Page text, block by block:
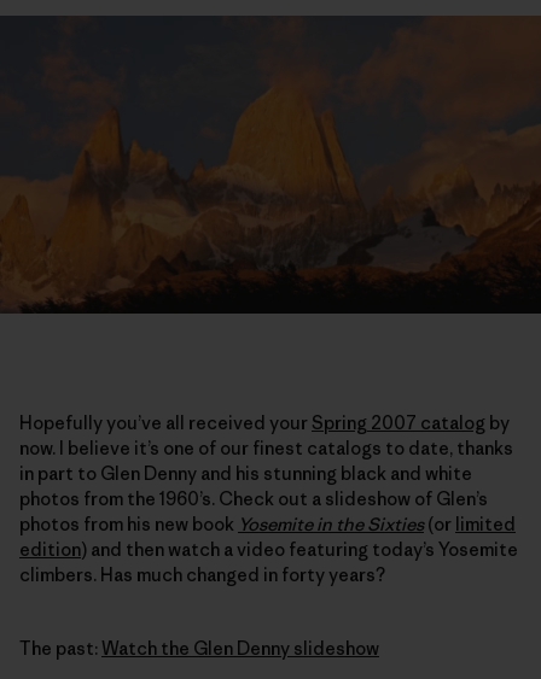
Hopefully you’ve all received your Spring 2007 catalog by
now. I believe it’s one of our finest catalogs to date, thanks
in part to Glen Denny and his stunning black and white
photos from the 1960’s. Check out a slideshow of Glen’s
photos from his new book Yosemite in the Sixties(or limited
edition) and then watch a video featuring today’s Yosemite
climbers. Has much changed in forty years?
The past: Watch the Glen Denny slideshow